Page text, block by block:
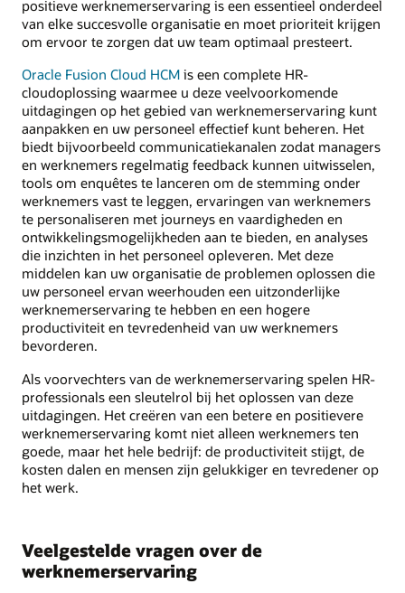
positieve werknemerservaring is een essentieel onderdeel
van elke succesvolle organisatie en moet prioriteit krijgen
om ervoor te zorgen dat uw team optimaal presteert.
Oracle Fusion Cloud HCM is een complete HR-
cloudoplossing waarmee u deze veelvoorkomende
uitdagingen op het gebied van werknemerservaring kunt
aanpakken en uw personeel effectief kunt beheren. Het
biedt bijvoorbeeld communicatiekanalen zodat managers
en werknemers regelmatig feedback kunnen uitwisselen,
tools om enquêtes te lanceren om de stemming onder
werknemers vast te leggen, ervaringen van werknemers
te personaliseren met journeys en vaardigheden en
ontwikkelingsmogelijkheden aan te bieden, en analyses
die inzichten in het personeel opleveren. Met deze
middelen kan uw organisatie de problemen oplossen die
uw personeel ervan weerhouden een uitzonderlijke
werknemerservaring te hebben en een hogere
productiviteit en tevredenheid van uw werknemers
bevorderen.
Als voorvechters van de werknemerservaring spelen HR-
professionals een sleutelrol bij het oplossen van deze
uitdagingen. Het creëren van een betere en positievere
werknemerservaring komt niet alleen werknemers ten
goede, maar het hele bedrijf: de productiviteit stijgt, de
kosten dalen en mensen zijn gelukkiger en tevredener op
het werk.
Veelgestelde vragen over de
werknemerservaring